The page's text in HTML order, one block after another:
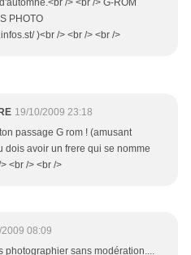
/> <br /> G-ROM
PHOTO
)<br /> <br /> <br />
19/10/2009 23:18
passage G rom ! (amusant
dois avoir un frere qui se nomme
<br /> <br />
08:09
photographier sans modération....